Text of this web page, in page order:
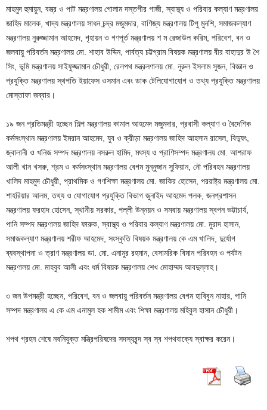
মাহমুদ হুমায়ুন, বস্ত্র ও পাট মন্ত্রণালয় গোলাম দস্তগীর গাজী, স্বাস্থ্য ও পরিবার কল্যাণ মন্ত্রণালয়
জাহিদ মালেক, খাদ্য মন্ত্রণালয় সাধন চন্দ্র মজুমদার, বাণিজ্য মন্ত্রণালয় টিপু মুনশি, সমাজকল্যাণ
মন্ত্রণালয় নুরুজ্জামান আহমেদ, গৃহায়ন ও গণপূর্ত মন্ত্রণালয় শ ম রেজাউল করিম, পরিবেশ, বন ও
জলবায়ু পরিবর্তন মন্ত্রণালয় মো. শাহাব উদ্দিন, পার্বত্য চট্টগ্রাম বিষয়ক মন্ত্রণালয় বীর বাহাদুর উ শৈ
সিং, ভূমি মন্ত্রণালয় সাইফুজ্জামান চৌধুরী, রেলপথ মন্ত্রলণালয় মো. নুরুল ইসলাম সুজন, বিজ্ঞান ও
প্রযুক্তি মন্ত্রণালয় স্থপতি ইয়াফেস ওসমান এবং ডাক টেলিযোগাযোগ ও তথ্য প্রযুক্তি মন্ত্রণালয়
মোস্তাফা জব্বার।
১৯ জন প্রতিমন্ত্রী হচ্ছেন শিল্প মন্ত্রণালয় কামাল আহমেদ মজুমদার, প্রবাসী কল্যাণ ও বৈদেশিক
কর্মসংস্থান মন্ত্রণালয় ইমরান আহমেদ, যুব ও ক্রীড়া মন্ত্রণালয় জাহিদ আহসান রাসেল, বিদ্যুৎ,
জ্বালানী ও খনিজ সম্পদ মন্ত্রণালয় নসরুল হামিদ, মৎস্য ও প্রাণিসম্পদ মন্ত্রণালয় মো. আশরাফ
আলী খান খসরু, শ্রম ও কর্মসংস্থান মন্ত্রণালয় বেগম মুন্নুজান সুফিয়ান, নৌ পরিবহন মন্ত্রণালয়
খালিদ মাহমুদ চৌধুরী, প্রাথমিক ও গণশিক্ষা মন্ত্রণালয় মো. জাকির হোসেন, পররাষ্ট্র মন্ত্রণালয় মো.
শাহরিয়ার আলম, তথ্য ও যোগাযোগ প্রযুক্তি বিভাগ জুনাইদ আহমেদ পলক, জনপ্রশাসন
মন্ত্রণালয় ফরহাদ হোসেন, স্থানীয় সরকার, পল্লী উন্নয়ন ও সমবায় মন্ত্রণালয় স্বপন ভট্টাচার্য,
পানি সম্পদ মন্ত্রণালয় জাহিদ ফারুক, স্বাস্থ্য ও পরিবার কল্যাণ মন্ত্রণালয় মো. মুরাদ হাসান,
সমাজকল্যাণ মন্ত্রণালয় শরীফ আহমেদ, সংস্কৃতি বিষয়ক মন্ত্রণালয় কে এম খালিদ, দুর্যোগ
ব্যবস্থাপনা ও ত্রাণ মন্ত্রণালয় ডা. মো. এনামুর রহমান, বেসামরিক বিমান পরিবহন ও পর্যটন
মন্ত্রণালয় মো. মাহবুব আলী এবং ধর্ম বিষয়ক মন্ত্রণালয় শেখ মোহাম্মদ আবদুল্লাহ।
৩ জন উপমন্ত্রী হচ্ছেন, পরিবেশ, বন ও জলবায়ু পরিবর্তন মন্ত্রণালয় বেগম হাবিবুন নাহার, পানি
সম্পদ মন্ত্রণালয় এ কে এম এনামুল হক শামীম এবং শিক্ষা মন্ত্রণালয় মহিবুল হাসান চৌধুরী।
শপথ গ্রহন শেষে নবনিযুক্ত মন্ত্রিপরিষদের সদস্যবৃন্দ স্ব স্ব শপথবাক্যে স্বাক্ষর করেন।